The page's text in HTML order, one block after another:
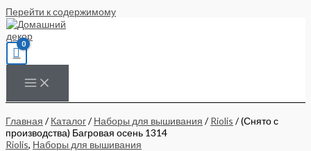
Перейти к содержимому
Главная / Каталог/ Наборы для вышивания / Riolis / (Снято с
производства) Багровая осень 1314
Riolis, Наборы для вышивания